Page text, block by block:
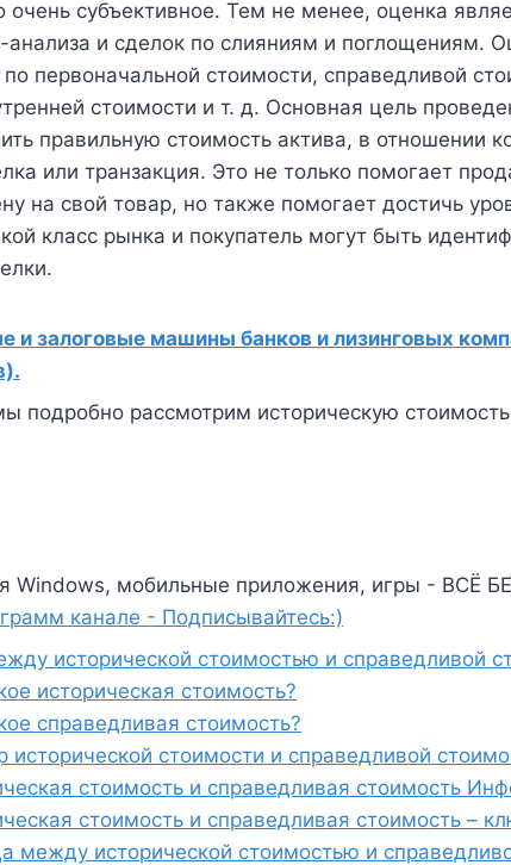
субъективное. Тем не менее, оценка
анализа и сделок по слияниям и поглощениям.
по первоначальной стоимости, справедливой
стоимости и т. д. Основная цель
правильную стоимость актива, в отношении
или транзакция. Это не только помогает
на свой товар, но также помогает достичь
класс рынка и покупатель могут быть
и залоговые машины банков и лизинговых
подробно рассмотрим историческую
Windows, мобильные приложения, игры - ВСЁ
канале - Подписывайтесь:)
исторической стоимостью и справедливой
историческая стоимость?
справедливая стоимость?
исторической стоимости и справедливой
стоимость и справедливая стоимость
стоимость и справедливая стоимость –
между исторической стоимостью и